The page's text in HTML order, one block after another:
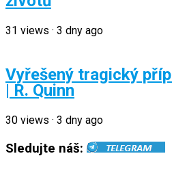
31 views · 3 dny ago
Vyřešený tragický
| R. Quinn
30 views · 3 dny ago
Sledujte náš: